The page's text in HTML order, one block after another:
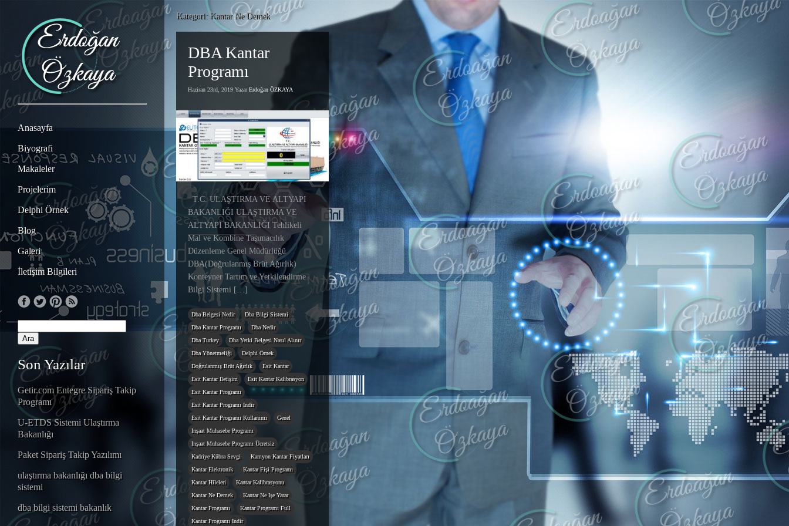
Anasayfa
Biyografi
Makaleler
Projelerim
Delphi Örnek
Blog
Galeri
İletişim Bilgileri
Son Yazılar
Getir.com Entegre Sipariş Takip
Programı
U-ETDS Sistemi Ulaştırma
Bakanlığı
Paket Sipariş Takip Yazılımı
ulaştırma bakanlığı dba bilgi
sistemi
dba bilgi sistemi bakanlık
Kategori: Kantar Ne Demek
DBA Kantar
Programı
Haziran 23rd, 2019 YazarErdoğan ÖZKAYA
T.C. ULAŞTIRMA VE ALTYAPI
BAKANLIĞI ULAŞTIRMA VE
ALTYAPI BAKANLIĞI Tehlikeli
Mal ve Kombine Taşımacılık
Düzenleme Genel Müdürlüğü
DBA(Doğrulanmış Brüt Ağırlık)
Konteyner Tartım ve Yetkilendirme
Bilgi Sistemi […]
Dba Belgesi Nedir
Dba Bilgi Sistemi
Dba Kantar Programı
Dba Nedir
Dba Turkey
Dba Yetki Belgesi Nasıl Alınır
Dba Yönetmeliği
Delphi Örnek
Doğrulanmış Brüt Ağırlık
Esit Kantar
Esit Kantar Iletişim
Esit Kantar Kalibrasyon
Esit Kantar Programı
Esit Kantar Programı Indir
Esit Kantar Programı Kullanımı
Genel
Inşaat Muhasebe Programı
Inşaat Muhasebe Programı Ücretsiz
Kadriye Kübra Sevgi
Kamyon Kantar Fiyatları
Kantar Elektronik
Kantar Fişi Programı
Kantar Hileleri
Kantar Kalibrasyonu
Kantar Ne Demek
Kantar Ne Işe Yarar
Kantar Programı
Kantar Programı Full
Kantar Programı Indir